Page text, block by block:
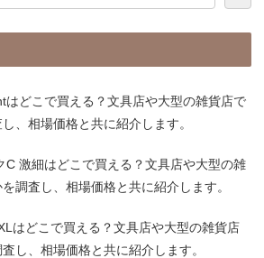
はどこで買える？文具店や大型の雑貨店で
、相場価格と共に紹介します。
C 激細はどこで買える？文具店や大型の雑
調査し、相場価格と共に紹介します。
はどこで買える？文具店や大型の雑貨店
し、相場価格と共に紹介します。